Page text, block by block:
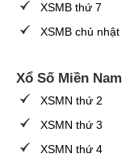
XSMB thứ 7
XSMB chủ nhật
Xổ Số Miền Nam
XSMN thứ 2
XSMN thứ 3
XSMN thứ 4